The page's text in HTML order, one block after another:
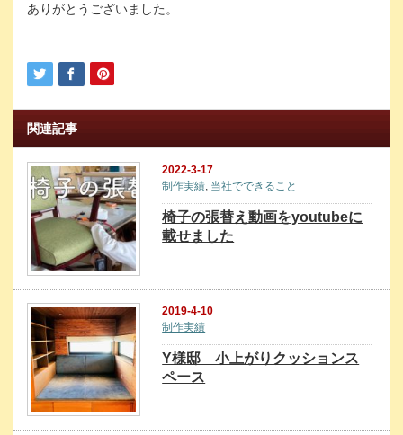
ありがとうございました。
関連記事
2022-3-17
制作実績, 当社でできること
椅子の張替え動画をyoutubeに
載せました
2019-4-10
制作実績
Y様邸 小上がりクッションス
ペース